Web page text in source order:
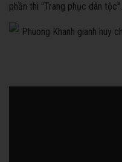
phần thi "Trang phục dân tộc".